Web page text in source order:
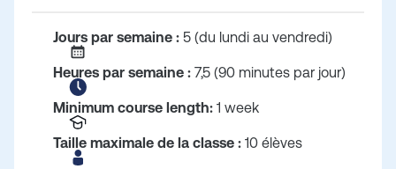
Jours par semaine : 5 (du lundi au vendredi)
Heures par semaine : 7,5 (90 minutes par jour)
Minimum course length: 1 week
Taille maximale de la classe : 10 élèves